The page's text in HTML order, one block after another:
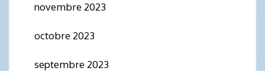
novembre 2023
octobre 2023
septembre 2023